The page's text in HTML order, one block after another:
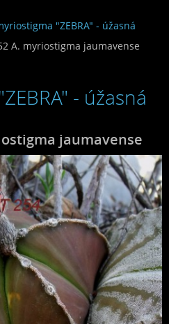
"ZEBRA" - úžasná
A. myriostigma jaumavense
- úžasná
jaumavense